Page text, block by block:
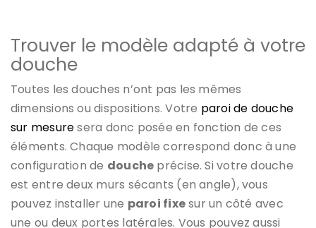
Trouver le modèle adapté à votre
douche
Toutes les douches n’ont pas les mêmes
dimensions ou dispositions. Votre paroi de douche
sur mesuresera donc posée en fonction de ces
éléments. Chaque modèle correspond donc à une
configuration de douche précise. Si votre douche
est entre deux murs sécants (en angle), vous
pouvez installer une paroi fixesur un côté avec
une ou deux portes latérales. Vous pouvez aussi